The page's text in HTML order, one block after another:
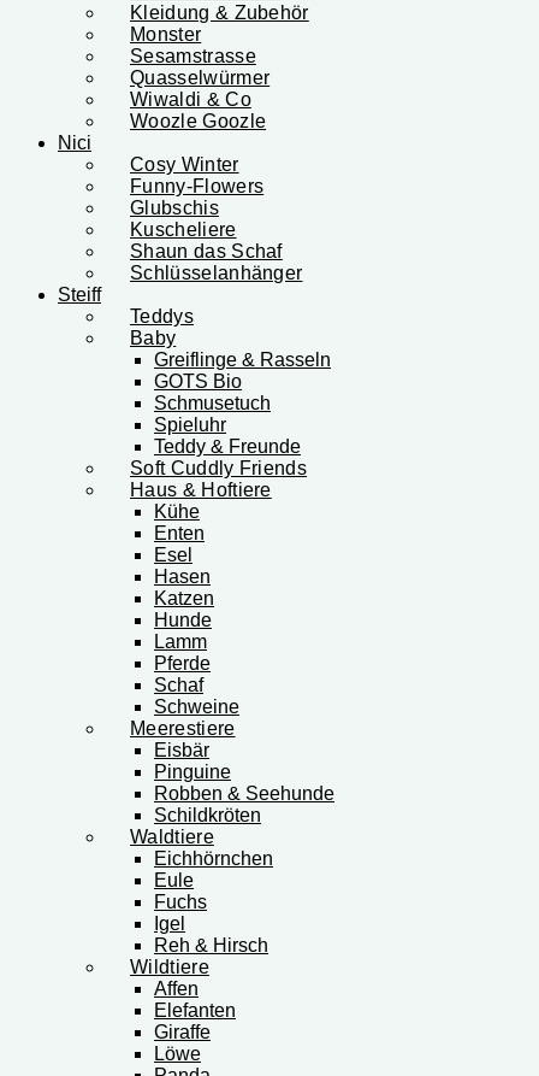
Kleidung & Zubehör
Monster
Sesamstrasse
Quasselwürmer
Wiwaldi & Co
Woozle Goozle
Nici
Cosy Winter
Funny-Flowers
Glubschis
Kuscheliere
Shaun das Schaf
Schlüsselanhänger
Steiff
Teddys
Baby
Greiflinge & Rasseln
GOTS Bio
Schmusetuch
Spieluhr
Teddy & Freunde
Soft Cuddly Friends
Haus & Hoftiere
Kühe
Enten
Esel
Hasen
Katzen
Hunde
Lamm
Pferde
Schaf
Schweine
Meerestiere
Eisbär
Pinguine
Robben & Seehunde
Schildkröten
Waldtiere
Eichhörnchen
Eule
Fuchs
Igel
Reh & Hirsch
Wildtiere
Affen
Elefanten
Giraffe
Löwe